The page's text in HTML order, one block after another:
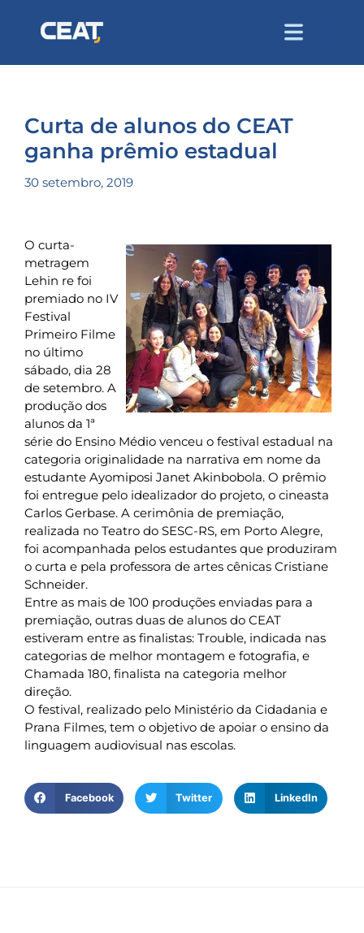
Curta de alunos do CEAT
ganha prêmio estadual
30 setembro, 2019
O curta-
metragem
Lehin re foi
premiado no IV
Festival
Primeiro Filme
no último
sábado, dia 28
de setembro. A
produção dos
alunos da 1ª
série do Ensino Médio venceu o festival estadual na
categoria originalidade na narrativa em nome da
estudante Ayomiposi Janet Akinbobola. O prêmio
foi entregue pelo idealizador do projeto, o cineasta
Carlos Gerbase. A cerimônia de premiação,
realizada no Teatro do SESC-RS, em Porto Alegre,
foi acompanhada pelos estudantes que produziram
o curta e pela professora de artes cênicas Cristiane
Schneider.
Entre as mais de 100 produções enviadas para a
premiação, outras duas de alunos do CEAT
estiveram entre as finalistas: Trouble, indicada nas
categorias de melhor montagem e fotografia, e
Chamada 180, finalista na categoria melhor
direção.
O festival, realizado pelo Ministério da Cidadania e
Prana Filmes, tem o objetivo de apoiar o ensino da
linguagem audiovisual nas escolas.
Facebook Twitter LinkedIn